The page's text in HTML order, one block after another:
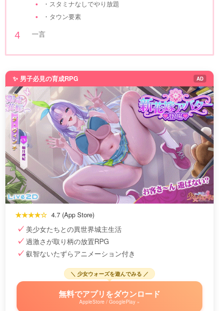
・スタミナなしでやり放題
・タウン要素
一言
✨ 男子必見の育成RPG AD
★★★★☆ 4.7 (App Store)
美少女たちとの異世界城主生活
過激さが取り柄の放置RPG
叡智ないたずらアニメーション付き
＼ 少女ウォーズを遊んでみる ／
無料でアプリをダウンロード
AppleStore / GooglePlay »